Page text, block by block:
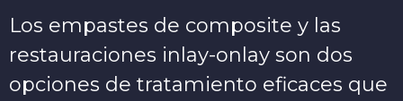
Los empastes de composite y las
restauraciones inlay-onlay son dos
opciones de tratamiento eficaces que